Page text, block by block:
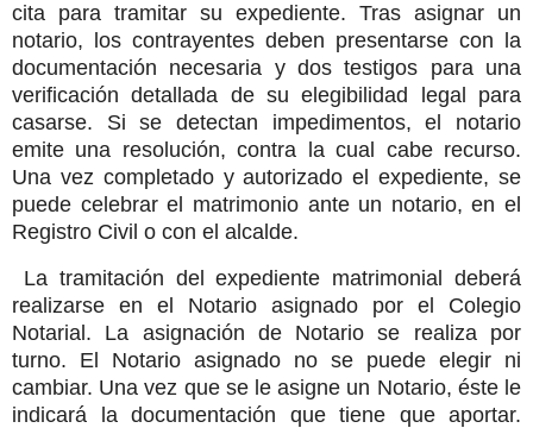
cita para tramitar su expediente. Tras asignar un
notario, los contrayentes deben presentarse con la
documentación necesaria y dos testigos para una
verificación detallada de su elegibilidad legal para
casarse. Si se detectan impedimentos, el notario
emite una resolución, contra la cual cabe recurso.
Una vez completado y autorizado el expediente, se
puede celebrar el matrimonio ante un notario, en el
Registro Civil o con el alcalde.
La tramitación del expediente matrimonial deberá
realizarse en el Notario asignado por el Colegio
Notarial. La asignación de Notario se realiza por
turno. El Notario asignado no se puede elegir ni
cambiar. Una vez que se le asigne un Notario, éste le
indicará la documentación que tiene que aportar.